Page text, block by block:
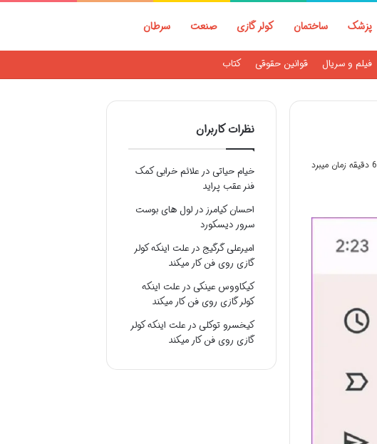
پزشک ساختمان کولر گازی صنعت سرطان
فیلم و سریال قوانین حقوقی کتاب
نظرات کاربران
خیام حیاتیدر علائم خرابی کمک
فنر عقب پراید
احسان کیامرز در لول های بوست
سرور دیسکورد
امیرعلی گرگیج در علت اینکه کولر
گازی روی فن کار میکند
کیکاووس عینکیدر علت اینکه
کولر گازی روی فن کار میکند
کیخسرو توکلیدر علت اینکه کولر
گازی روی فن کار میکند